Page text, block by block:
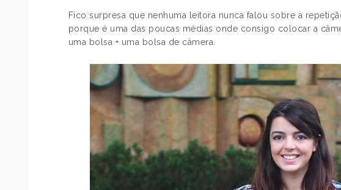
Fico surpresa que nenhuma leitora nunca falou sobre a
porque é uma das poucas médias onde consigo colocar a
uma bolsa + uma bolsa de câmera.